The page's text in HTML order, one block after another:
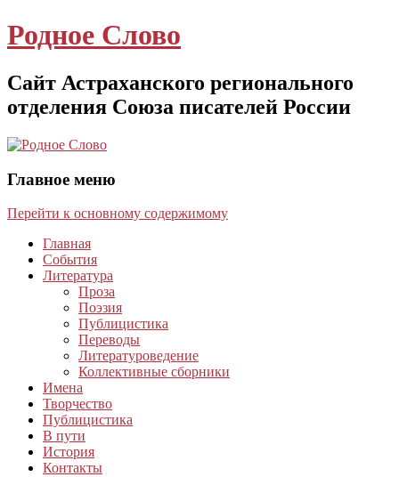
Родное Слово
Сайт Астраханского регионального
отделения Союза писателей России
Главное меню
Перейти к основному содержимому
Главная
События
Литература
Проза
Поэзия
Публицистика
Переводы
Литературоведение
Коллективные сборники
Имена
Творчество
Публицистика
В пути
История
Контакты